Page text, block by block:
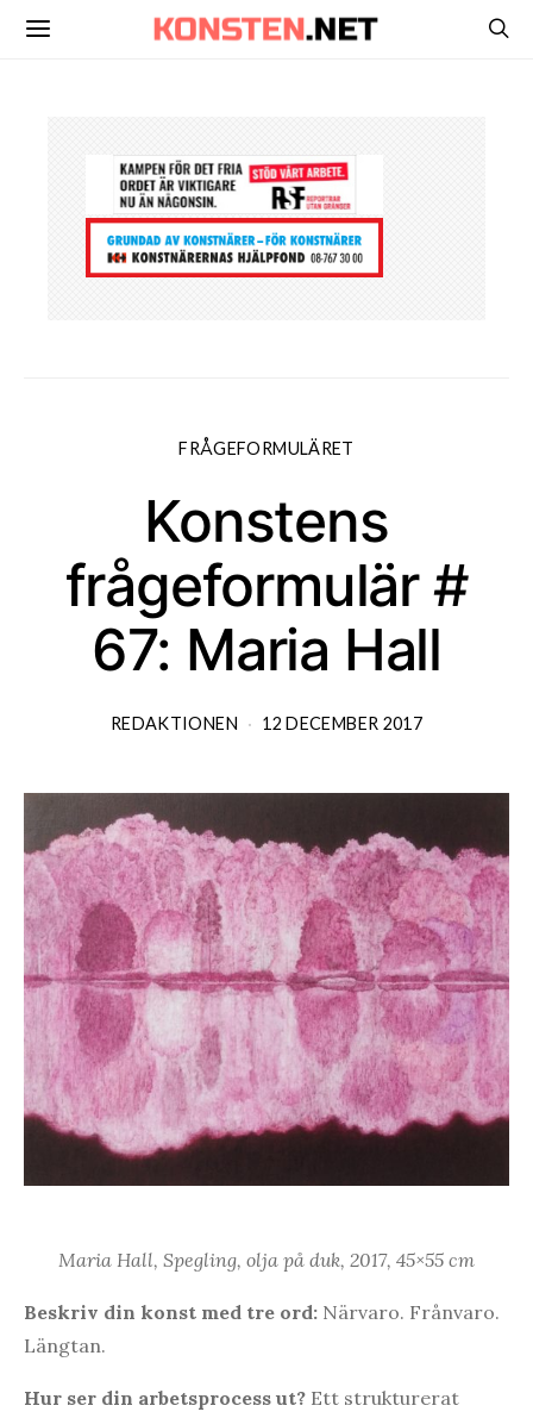
FRÅGEFORMULÄRET
Konstens
frågeformulär #
67: Maria Hall
REDAKTIONEN 12 DECEMBER 2017
Maria Hall, Spegling, olja på duk, 2017, 45×55 cm
Beskriv din konst med tre ord: Närvaro. Frånvaro.
Längtan.
Hur ser din arbetsprocess ut? Ett strukturerat